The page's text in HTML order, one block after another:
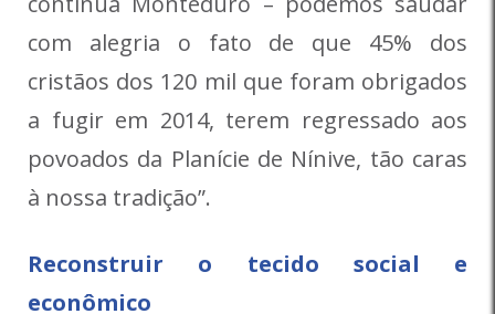
com alegria o fato de que 45% dos
cristãos dos 120 mil que foram obrigados
a fugir em 2014, terem regressado aos
povoados da Planície de Nínive, tão caras
à nossa tradição”.
Reconstruir o tecido social e
econômico